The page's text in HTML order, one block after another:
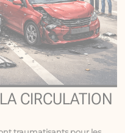
CIRCULATION